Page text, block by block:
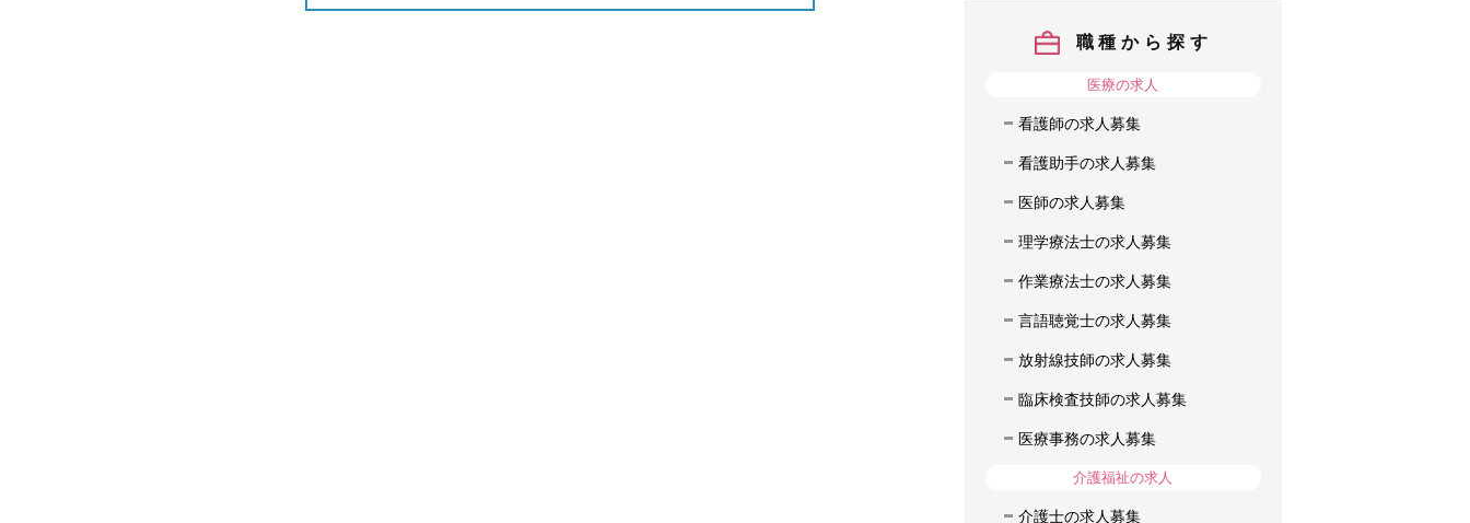
職種から探す
医療の求人
看護師の求人募集
看護助手の求人募集
医師の求人募集
理学療法士の求人募集
作業療法士の求人募集
言語聴覚士の求人募集
放射線技師の求人募集
臨床検査技師の求人募集
医療事務の求人募集
介護福祉の求人
介護士の求人募集